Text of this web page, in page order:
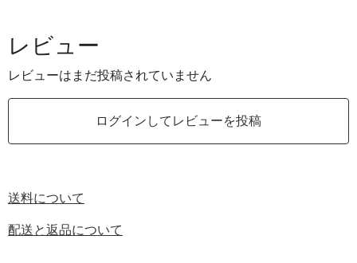
レビュー
レビューはまだ投稿されていません
ログインしてレビューを投稿
送料について
配送と返品について